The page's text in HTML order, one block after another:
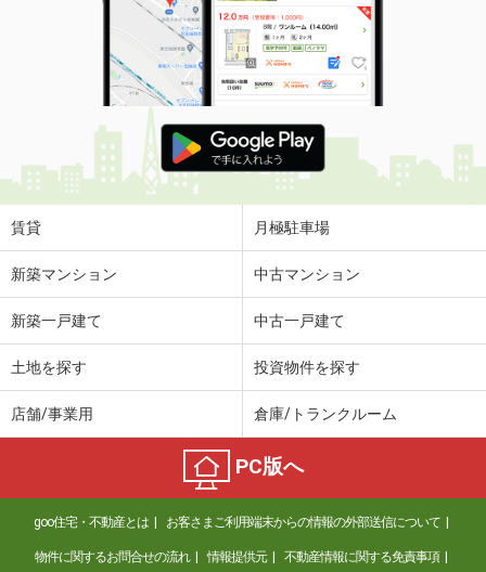
賃貸 月極駐車場
新築マンション 中古マンション
新築一戸建て 中古一戸建て
土地を探す 投資物件を探す
店舗/事業用 倉庫/トランクルーム
PC版へ
goo住宅・不動産とは お客さまご利用端末からの情報の外部送信について
物件に関するお問合せの流れ 情報提供元 不動産情報に関する免責事項